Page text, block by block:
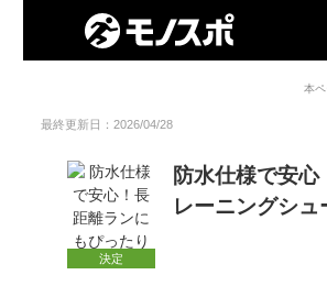
本
最終更新日：2026/04/28
決定
防水仕様で安
レーニングシ